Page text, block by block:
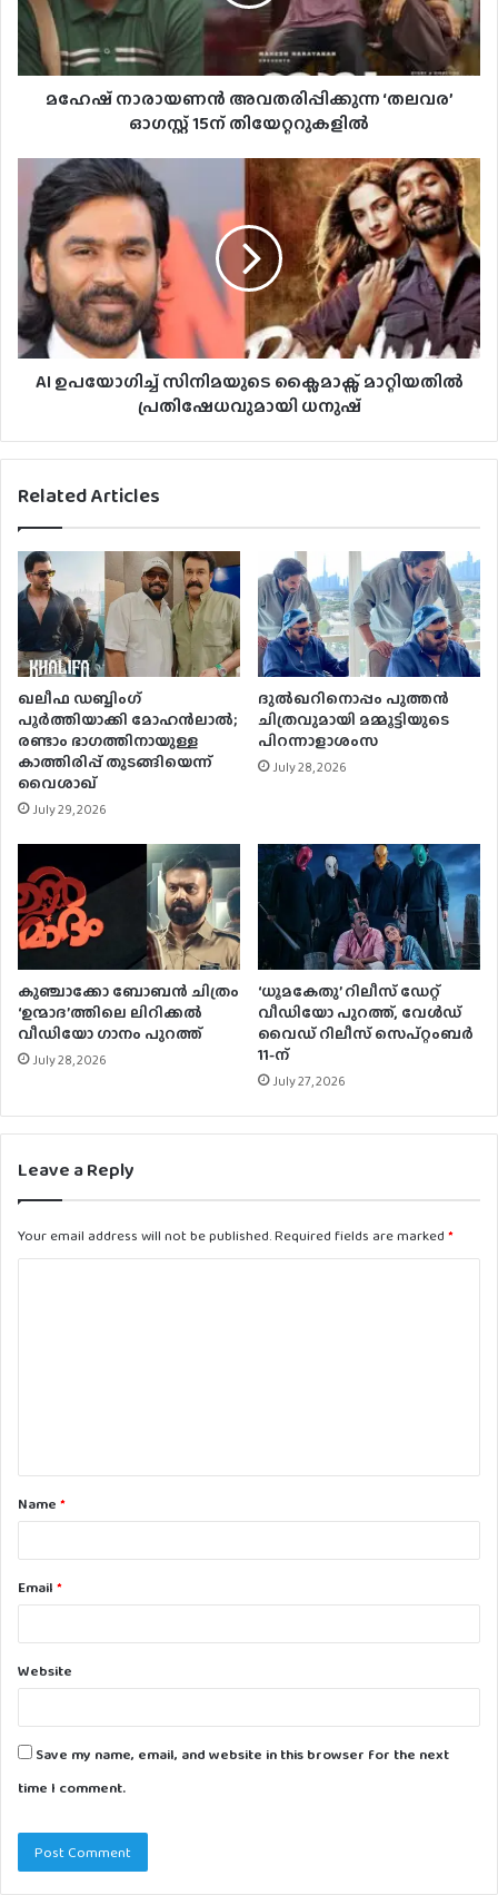
മഹേഷ് നാരായണൻ അവതരിപ്പിക്കുന്ന ‘തലവര’
ഓഗസ്റ്റ് 15ന് തിയേറ്ററുകളിൽ
AI ഉപയോഗിച്ച് സിനിമയുടെ ക്ലൈമാക്സ് മാറ്റിയതിൽ
പ്രതിഷേധവുമായി ധനുഷ്
Related Articles
ഖലീഫ ഡബ്ബിംഗ്
പൂർത്തിയാക്കി മോഹൻലാൽ;
രണ്ടാം ഭാഗത്തിനായുള്ള
കാത്തിരിപ്പ് തുടങ്ങിയെന്ന്
വൈശാഖ്
July 29, 2026
ദുൽഖറിനൊപ്പം പുത്തൻ
ചിത്രവുമായി മമ്മൂട്ടിയുടെ
പിറന്നാളാശംസ
July 28, 2026
കുഞ്ചാക്കോ ബോബന്‍ ചിത്രം
‘ഉന്മാദ’ത്തിലെ ലിറിക്കല്‍
വീഡിയോ ഗാനം പുറത്ത്
July 28, 2026
‘ധൂമകേതു’ റിലീസ് ഡേറ്റ്
വീഡിയോ പുറത്ത്, വേള്‍ഡ്
വൈഡ് റിലീസ് സെപ്റ്റംബര്‍
11-ന്
July 27, 2026
Leave a Reply
Your email address will not be published.Required fields are marked *
t
*Name *
Email *
Website
Save my name, email, and website in this browser for the next
time I comment.